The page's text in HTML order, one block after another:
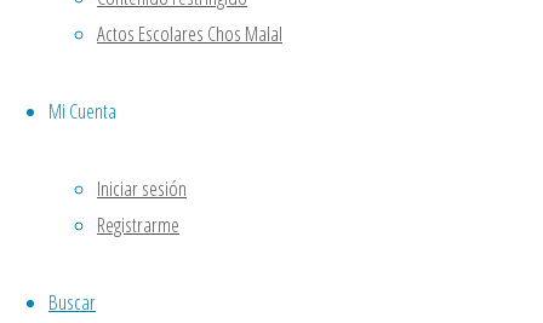
Actos Escolares Chos Malal
Mi Cuenta
Iniciar sesión
Registrarme
Buscar
“LA OTRA HISTORIA” Argentina